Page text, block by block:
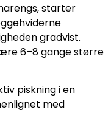
starter
gradvist.
6–8 gange større
piskning i en
med